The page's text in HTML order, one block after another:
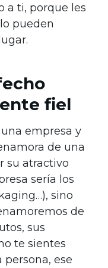
a ti, porque les
pueden
fiel
empresa y
de una
su atractivo
sería los
sino
de
sus
te sientes
persona, ese